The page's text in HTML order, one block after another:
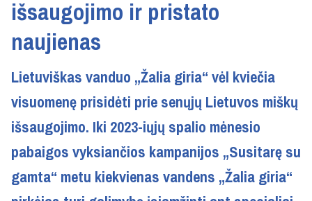
išsaugojimo ir pristato
naujienas
Lietuviškas vanduo „Žalia giria“ vėl kviečia
visuomenę prisidėti prie senųjų Lietuvos miškų
išsaugojimo. Iki 2023-iųjų spalio mėnesio
pabaigos vyksiančios kampanijos „Susitarę su
gamta“ metu kiekvienas vandens „Žalia giria“